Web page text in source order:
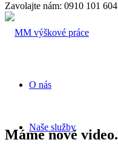
Zavolajte nám: 0910 101 604
O nás
Naše služby
Máme nové